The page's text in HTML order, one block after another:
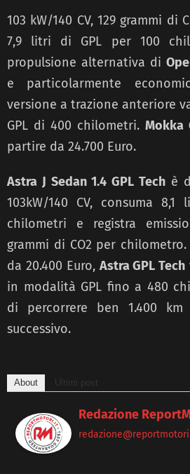
103 kW/140 CV, 129 grammi di
7,9 litri di GPL per 100
propulsione alternativa di
e particolarmente
versione a trazione anteriore
GPL di 400 chilometri. Mokka
partire da 24.700 Euro.
Astra J Sedan 1.4 GPL Tech è
103kW/140 CV, consuma
chilometri e registra
grammi di CO2 per
da 20.400 Euro, Astra GPL Tech
in modalità GPL fino a 480
di percorrere ben 1.400
successivo.
About Ultimi post
Redazione